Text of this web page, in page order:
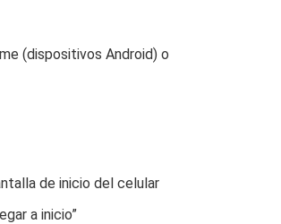
(dispositivos Android) o
de inicio del celular
a inicio”